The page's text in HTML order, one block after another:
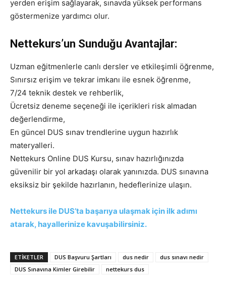
yerden erişim sağlayarak, sınavda yüksek performans
göstermenize yardımcı olur.
Nettekurs’un Sunduğu Avantajlar:
Uzman eğitmenlerle canlı dersler ve etkileşimli öğrenme,
Sınırsız erişim ve tekrar imkanı ile esnek öğrenme,
7/24 teknik destek ve rehberlik,
Ücretsiz deneme seçeneği ile içerikleri risk almadan
değerlendirme,
En güncel DUS sınav trendlerine uygun hazırlık
materyalleri.
Nettekurs Online DUS Kursu, sınav hazırlığınızda
güvenilir bir yol arkadaşı olarak yanınızda. DUS sınavına
eksiksiz bir şekilde hazırlanın, hedeflerinize ulaşın.
Nettekurs ile DUS’ta başarıya ulaşmak için ilk adımı
atarak, hayallerinize kavuşabilirsiniz.
ETIKETLER DUS Başvuru Şartları dus nedir
dus sınavı nedir
DUS Sınavına Kimler Girebilir
nettekurs dus